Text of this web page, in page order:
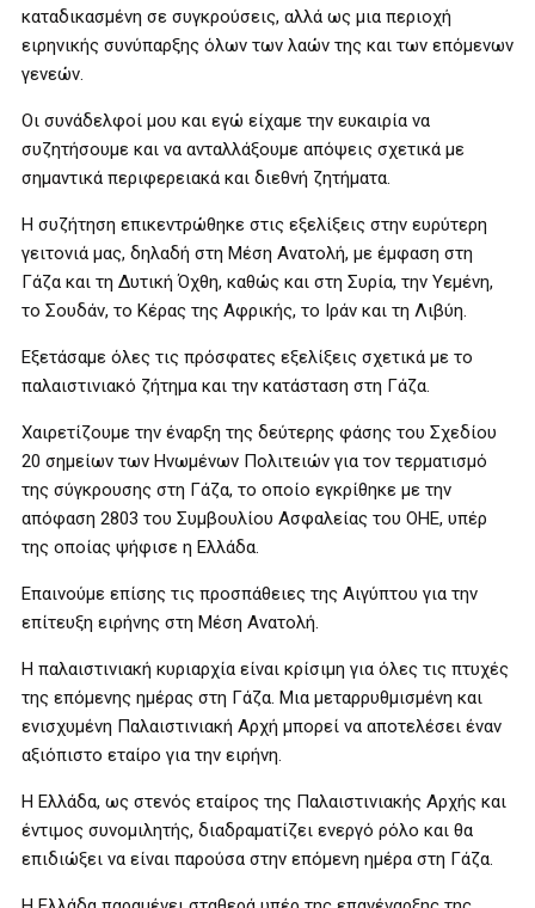
καταδικασμένη σε συγκρούσεις, αλλά ως μια περιοχή
ειρηνικής συνύπαρξης όλων των λαών της και των επόμενων
γενεών.
Οι συνάδελφοί μου και εγώ είχαμε την ευκαιρία να
συζητήσουμε και να ανταλλάξουμε απόψεις σχετικά με
σημαντικά περιφερειακά και διεθνή ζητήματα.
Η συζήτηση επικεντρώθηκε στις εξελίξεις στην ευρύτερη
γειτονιά μας, δηλαδή στη Μέση Ανατολή, με έμφαση στη
Γάζα και τη Δυτική Όχθη, καθώς και στη Συρία, την Υεμένη,
το Σουδάν, το Κέρας της Αφρικής, το Ιράν και τη Λιβύη.
Εξετάσαμε όλες τις πρόσφατες εξελίξεις σχετικά με το
παλαιστινιακό ζήτημα και την κατάσταση στη Γάζα.
Χαιρετίζουμε την έναρξη της δεύτερης φάσης του Σχεδίου
20 σημείων των Ηνωμένων Πολιτειών για τον τερματισμό
της σύγκρουσης στη Γάζα, το οποίο εγκρίθηκε με την
απόφαση 2803 του Συμβουλίου Ασφαλείας του ΟΗΕ, υπέρ
της οποίας ψήφισε η Ελλάδα.
Επαινούμε επίσης τις προσπάθειες της Αιγύπτου για την
επίτευξη ειρήνης στη Μέση Ανατολή.
Η παλαιστινιακή κυριαρχία είναι κρίσιμη για όλες τις πτυχές
της επόμενης ημέρας στη Γάζα. Μια μεταρρυθμισμένη και
ενισχυμένη Παλαιστινιακή Αρχή μπορεί να αποτελέσει έναν
αξιόπιστο εταίρο για την ειρήνη.
Η Ελλάδα, ως στενός εταίρος της Παλαιστινιακής Αρχής και
έντιμος συνομιλητής, διαδραματίζει ενεργό ρόλο και θα
επιδιώξει να είναι παρούσα στην επόμενη ημέρα στη Γάζα.